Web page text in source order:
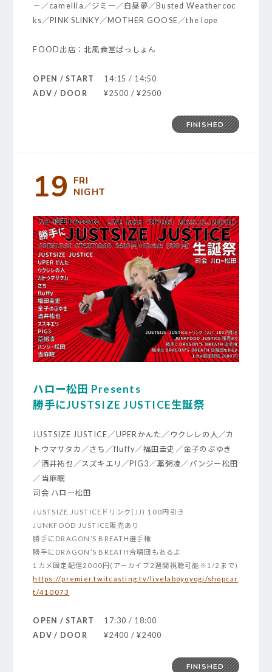
－／camellia／ジミー／白昼夢／Busted Weathercoc
ks／PINK SLINKY／MOTHER GOOSE／the lope
FOOD出店：北風食堂ぱっしょん
OPEN / START
14:15 / 14:50
ADV / DOOR
¥2500 / ¥2500
FINISHED
19 FRI
NIGHT
ハロー松田 Presents
勝手にJUSTSIZE JUSTICE生誕祭
JUSTSIZE JUSTICE／UPERかんた／ウクレレの人／カ
トウマサタカ／さち／fluffy／福田圭史／金子のぶゆき
／酒井祐也／スズキエリ／PIG3／藁粥凌／パンジー松田
／当麻眠
司会 ハロー松田
JUSTSIZE JUSTICEドリンク(JJ) 100円引き
JUNKFOOD JUSTICE販売あり
勝手にDRAGON’S BREATH選手権
勝手にDRAGON’S BREATH合唱団もあるよ
1カメ固定配信2000円(アーカイブ2週間視聴可能※1/2まで)
https://premier.twitcasting.tv/livelaboyoyogi/shopcar
t/410073
OPEN / START
17:30 / 18:00
ADV / DOOR
¥2400 / ¥2400
FINISHED